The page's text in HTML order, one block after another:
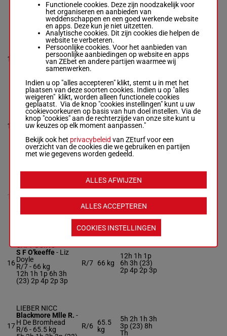
8p 4p 8p (22) 3p
3p (21) 1p
13
BALLYSTONE
B W Harvey-J C
Mcconnell
67.5 kg
(23) 5h 5h 1h 2p 8p
R/8 67.5
kg
(23) 5h 5h
1h 2p 8p 3p
14
INDIANA JONES
Brouder Gav.-M F
Morris
R/10 - 66 kg
(23) 4s 6s 3s 4s 1s
1s 3s
R/1066 kg
9h 7h 11h
9s 12s (23)
4s 6s 3s 4s
1s 1s 3s
15
O'leary
R/8 -65 kg
R/8 65 kg
Ts 3p (23)
6s 2s 5s
16
CAPPUCINO
S F O'keeffe- Liz
Doyle
R/7 - 66 kg
12h 1h 1p 6h 3h
(23) 2p 4p 2p 3p
R/7 66 kg
12h 1h 1p
6h 3h (23)
2p 4p 2p 3p
17
LIEBER NICC
Blackmore Mlle R. -
H De Bromhead
R/6 - 65.5 kg
R/6
65.5
kg
5h 2h 1h 3h
3p (23) 8h
Th
Functionele cookies. Deze zijn noodzakelijk voor
het organiseren en aanbieden van
weddenschappen en een goed werkende website
en apps. Deze kun je niet uitzetten.
Analytische cookies. Dit zijn cookies die helpen de
website te verbeteren.
Persoonlijke cookies. Voor het aanbieden van
persoonlijke aanbiedingen op website en apps
van ZEbet en andere partijen waarmee wij
samenwerken.
Indien u op "alles accepteren" klikt, stemt u in met het
plaatsen van deze soorten cookies. Indien u op "alles
weigeren" klikt, worden alleen functionele cookies
geplaatst. Via de knop "cookies instellingen" kunt u uw
cookievoorkeuren op basis van hun doel instellen. Via de
knop "cookies" aan de rechterzijde van onze site kunt u
uw keuzes op elk moment aanpassen."
Bekijk ook het privacybeleid van ZEturf voor een
overzicht van de cookies die we gebruiken en partijen
met wie gegevens worden gedeeld.
ALLES ACCEPTEREN
ALLES AFWIJZEN
COOKIES INSTELLINGEN